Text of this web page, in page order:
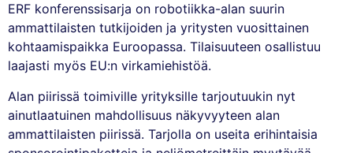
ERF konferenssisarja on robotiikka-alan suurin
ammattilaisten tutkijoiden ja yritysten vuosittainen
kohtaamispaikka Euroopassa. Tilaisuuteen osallistuu
laajasti myös EU:n virkamiehistöä.
Alan piirissä toimiville yrityksille tarjoutuukin nyt
ainutlaatuinen mahdollisuus näkyvyyteen alan
ammattilaisten piirissä. Tarjolla on useita erihintaisia